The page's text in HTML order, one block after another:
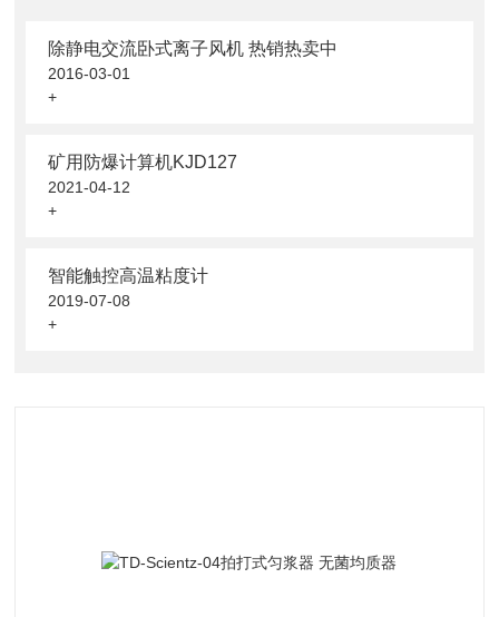
除静电交流卧式离子风机 热销热卖中
2016-03-01
+
矿用防爆计算机KJD127
2021-04-12
+
智能触控高温粘度计
2019-07-08
+